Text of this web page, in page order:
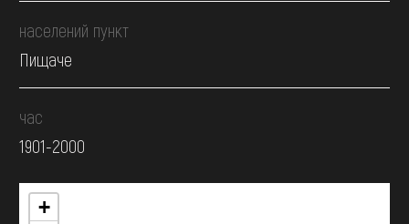
населений пункт
Пищаче
час
1901-2000
+